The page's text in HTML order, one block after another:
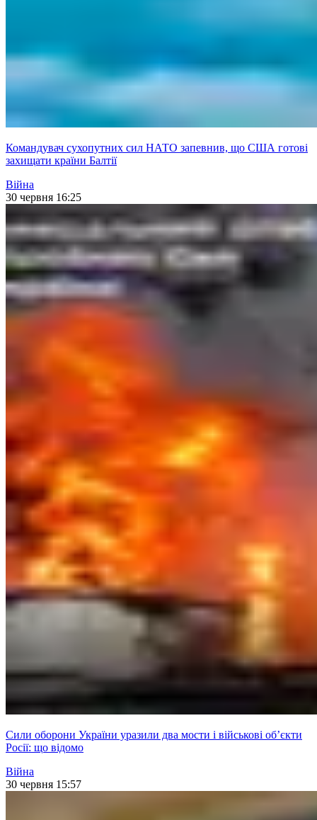
Командувач сухопутних сил НАТО запевнив, що США готові
захищати країни Балтії
Війна
30 червня 16:25
Cили оборони України уразили два мости і військові об’єкти
Росії: що відомо
Війна
30 червня 15:57